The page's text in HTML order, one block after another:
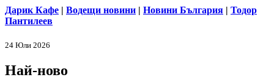
Дарик Кафе | Водещи новини | Новини България | Тодор
Пантилеев
24 Юли 2026
Най-ново